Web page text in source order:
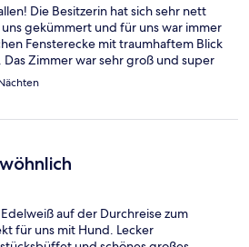
Die Besitzerin hat sich sehr nett
gekümmert und für uns war immer
Fensterecke mit traumhaftem Blick
Zimmer war sehr groß und super
Im Hotel wurde Halbpension
sehr reichhaltig, mit Salatbar,
Die Lage des Hotels ist
viele Wandermöglichkeiten in die
Dank für Alles! Wir kommen sehr
auf der Durchreise zum
für uns mit Hund. Lecker